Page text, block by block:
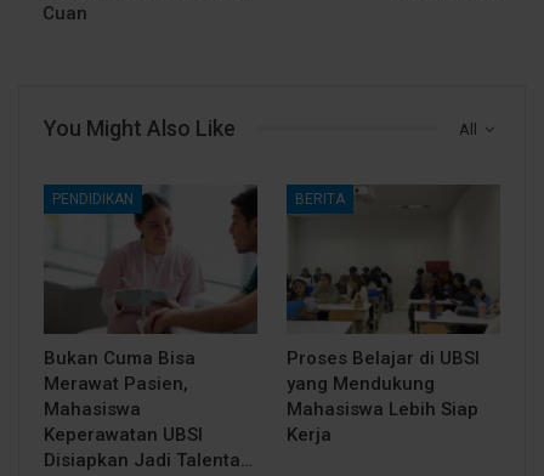
Cuan
All
You Might Also Like
PENDIDIKAN
Bukan Cuma Bisa
Merawat Pasien,
Mahasiswa
Keperawatan UBSI
Disiapkan Jadi Talenta…
BERITA
Proses Belajar di UBSI
yang Mendukung
Mahasiswa Lebih Siap
Kerja